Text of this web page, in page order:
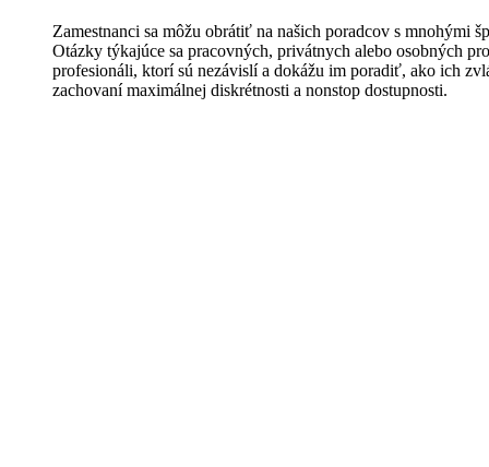
Zamestnanci sa môžu obrátiť na našich poradcov s mnohými
Otázky týkajúce sa pracovných, privátnych alebo osobných
profesionáli, ktorí sú nezávislí a dokážu im poradiť, ako ich
zachovaní maximálnej diskrétnosti a nonstop dostupnosti.